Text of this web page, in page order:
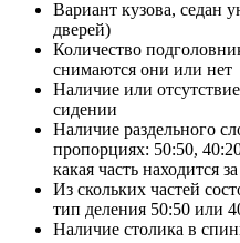
Вариант кузова, седан
дверей)
Количество
снимаются они или нет
Наличие или
сидении
Наличие раздельного
пропорциях: 50:50,
какая часть находится
Из скольких частей
тип деления 50:50 или
Наличие столика в